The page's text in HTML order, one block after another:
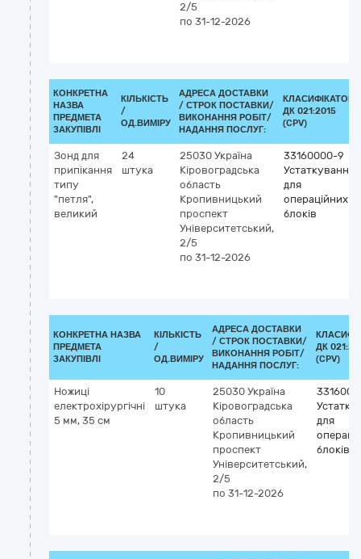
2/5
по 31-12-2026
КОНКРЕТНА
НАЗВА
ПРЕДМЕТА
ЗАКУПІВЛІ
КІЛЬКІСТЬ
/
ОД.ВИМІРУ
АДРЕСА ДОСТАВКИ
/ СТРОК ПОСТАВКИ/
ВИКОНАННЯ РОБІТ/
НАДАННЯ ПОСЛУГ:
КЛАСИФІКАТОР
ДК 021:2015
(CPV)
Зонд для
припікання
типу
"петля",
великий
24
штука
25030 Україна
Кіровоградська
область
Кропивницький
проспект
Університетський,
2/5
по 31-12-2026
33160000-9
Устаткування
для
операційних
блоків
КОНКРЕТНА НАЗВА
ПРЕДМЕТА
ЗАКУПІВЛІ
КІЛЬКІСТЬ
/
ОД.ВИМІРУ
АДРЕСА ДОСТАВКИ
/ СТРОК ПОСТАВКИ/
ВИКОНАННЯ РОБІТ/
НАДАННЯ ПОСЛУГ:
ДК
(CPV)
Ножиці
електрохірургічні
5 мм, 35 см
10
штука
25030 Україна
Кіровоградська
область
Кропивницький
проспект
Університетський,
2/5
по 31-12-2026
для
блоків